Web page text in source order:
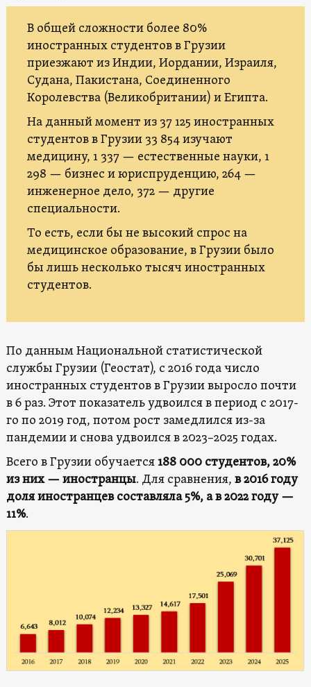
В общей сложности более 80%
иностранных студентов в Грузии
приезжают из Индии, Иордании, Израиля,
Судана, Пакистана, Соединенного
Королевства (Великобритании) и Египта.
На данный момент из 37 125 иностранных
студентов в Грузии 33 854 изучают
медицину, 1 337 — естественные науки, 1
298 — бизнес и юриспруденцию, 264 —
инженерное дело, 372 — другие
специальности.
То есть, если бы не высокий спрос на
медицинское образование, в Грузии было
бы лишь несколько тысяч иностранных
студентов.
По данным Национальной статистической
службы Грузии (Геостат), с 2016 года число
иностранных студентов в Грузии выросло почти
в 6 раз. Этот показатель удвоился в период с 2017-
го по 2019 год, потом рост замедлился из-за
пандемии и снова удвоился в 2023–2025 годах.
Всего в Грузии обучается188 000 студентов, 20%
из них — иностранцы. Для сравнения, в 2016 году
доля иностранцев составляла 5%, а в 2022 году —
11%.